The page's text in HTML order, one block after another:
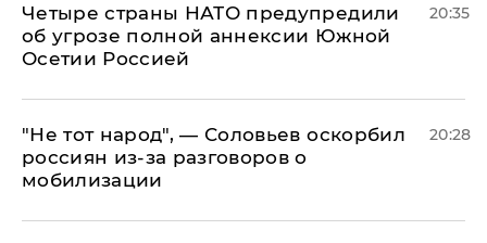
Четыре страны НАТО предупредили
об угрозе полной аннексии Южной
Осетии Россией
20:35
​"Не тот народ", — Соловьев оскорбил
россиян из-за разговоров о
мобилизации
20:28